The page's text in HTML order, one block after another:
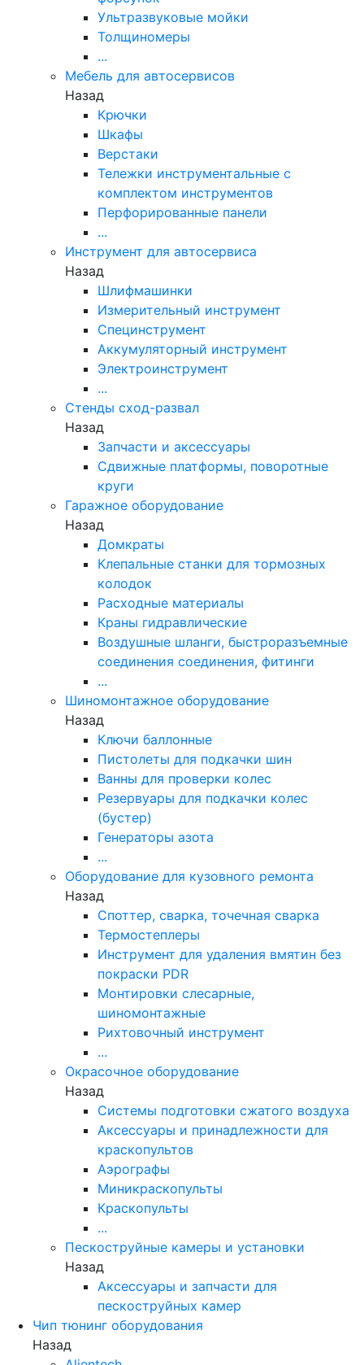
Ультразвуковые мойки
Толщиномеры
...
Мебель для автосервисов
Назад
Крючки
Шкафы
Верстаки
Тележки инструментальные с
комплектом инструментов
Перфорированные панели
...
Инструмент для автосервиса
Назад
Шлифмашинки
Измерительный инструмент
Специнструмент
Аккумуляторный инструмент
Электроинструмент
...
Стенды сход-развал
Назад
Запчасти и аксессуары
Сдвижные платформы, поворотные
круги
Гаражное оборудование
Назад
Домкраты
Клепальные станки для тормозных
колодок
Расходные материалы
Краны гидравлические
Воздушные шланги, быстроразъемные
соединения соединения, фитинги
...
Шиномонтажное оборудование
Назад
Ключи баллонные
Пистолеты для подкачки шин
Ванны для проверки колес
Резервуары для подкачки колес
(бустер)
Генераторы азота
...
Оборудование для кузовного ремонта
Назад
Споттер, сварка, точечная сварка
Термостеплеры
Инструмент для удаления вмятин без
покраски PDR
Монтировки слесарные,
шиномонтажные
Рихтовочный инструмент
...
Окрасочное оборудование
Назад
Системы подготовки сжатого воздуха
Аксессуары и принадлежности для
краскопультов
Аэрографы
Миникраскопульты
Краскопульты
...
Пескоструйные камеры и установки
Назад
Аксессуары и запчасти для
пескоструйных камер
Чип тюнинг оборудования
Назад